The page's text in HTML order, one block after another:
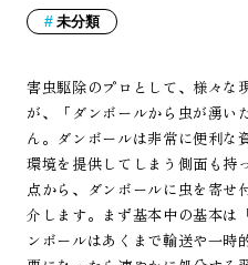
未分類
害虫駆除のプロとして、様々な
が、「ダンボールから虫が湧い
ん。ダンボールは非常に便利な
環境を提供してしまう側面も持
点から、ダンボールに虫を寄せ
介します。まず基本中の基本は
ンボールはあくまで輸送や一時